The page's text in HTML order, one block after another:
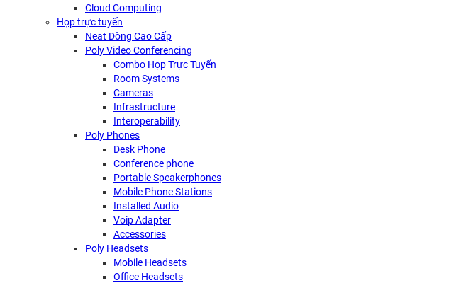
Cloud Computing
Họp trực tuyến
Neat Dòng Cao Cấp
Poly Video Conferencing
Combo Họp Trực Tuyến
Room Systems
Cameras
Infrastructure
Interoperability
Poly Phones
Desk Phone
Conference phone
Portable Speakerphones
Mobile Phone Stations
Installed Audio
Voip Adapter
Accessories
Poly Headsets
Mobile Headsets
Office Headsets